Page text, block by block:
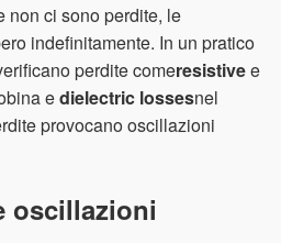
non ci sono perdite, le
indefinitamente. In un pratico
perdite comeresistivee
edielectric lossesnel
provocano oscillazioni
oscillazioni